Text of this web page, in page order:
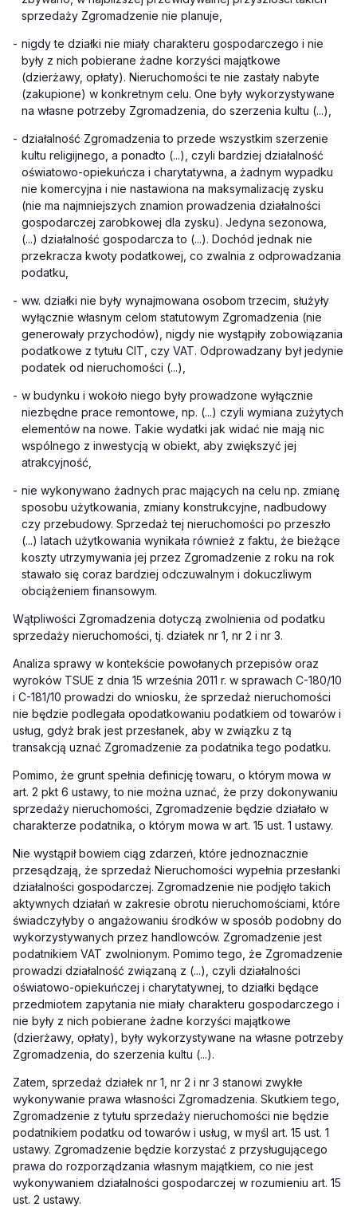
sprzedaży Zgromadzenie nie planuje,
- nigdy te działki nie miały charakteru gospodarczego i nie
były z nich pobierane żadne korzyści majątkowe
(dzierżawy, opłaty). Nieruchomości te nie zastały nabyte
(zakupione) w konkretnym celu. One były wykorzystywane
na własne potrzeby Zgromadzenia, do szerzenia kultu (...),
- działalność Zgromadzenia to przede wszystkim szerzenie
kultu religijnego, a ponadto (...), czyli bardziej działalność
oświatowo-opiekuńcza i charytatywna, a żadnym wypadku
nie komercyjna i nie nastawiona na maksymalizację zysku
(nie ma najmniejszych znamion prowadzenia działalności
gospodarczej zarobkowej dla zysku). Jedyna sezonowa,
(...) działalność gospodarcza to (...). Dochód jednak nie
przekracza kwoty podatkowej, co zwalnia z odprowadzania
podatku,
- ww. działki nie były wynajmowana osobom trzecim, służyły
wyłącznie własnym celom statutowym Zgromadzenia (nie
generowały przychodów), nigdy nie wystąpiły zobowiązania
podatkowe z tytułu CIT, czy VAT. Odprowadzany był jedynie
podatek od nieruchomości (...),
- w budynku i wokoło niego były prowadzone wyłącznie
niezbędne prace remontowe, np. (...) czyli wymiana zużytych
elementów na nowe. Takie wydatki jak widać nie mają nic
wspólnego z inwestycją w obiekt, aby zwiększyć jej
atrakcyjność,
- nie wykonywano żadnych prac mających na celu np. zmianę
sposobu użytkowania, zmiany konstrukcyjne, nadbudowy
czy przebudowy. Sprzedaż tej nieruchomości po przeszło
(...) latach użytkowania wynikała również z faktu, że bieżące
koszty utrzymywania jej przez Zgromadzenie z roku na rok
stawało się coraz bardziej odczuwalnym i dokuczliwym
obciążeniem finansowym.
Wątpliwości Zgromadzenia dotyczą zwolnienia od podatku
sprzedaży nieruchomości, tj. działek nr 1, nr 2 i nr 3.
Analiza sprawy w kontekście powołanych przepisów oraz
wyroków TSUE z dnia 15 września 2011 r. w sprawach C-180/10
i C-181/10 prowadzi do wniosku, że sprzedaż nieruchomości
nie będzie podlegała opodatkowaniu podatkiem od towarów i
usług, gdyż brak jest przesłanek, aby w związku z tą
transakcją uznać Zgromadzenie za podatnika tego podatku.
Pomimo, że grunt spełnia definicję towaru, o którym mowa w
art. 2 pkt 6 ustawy, to nie można uznać, że przy dokonywaniu
sprzedaży nieruchomości, Zgromadzenie będzie działało w
charakterze podatnika, o którym mowa w art. 15 ust. 1 ustawy.
Nie wystąpił bowiem ciąg zdarzeń, które jednoznacznie
przesądzają, że sprzedaż Nieruchomości wypełnia przesłanki
działalności gospodarczej. Zgromadzenie nie podjęło takich
aktywnych działań w zakresie obrotu nieruchomościami, które
świadczyłyby o angażowaniu środków w sposób podobny do
wykorzystywanych przez handlowców. Zgromadzenie jest
podatnikiem VAT zwolnionym. Pomimo tego, że Zgromadzenie
prowadzi działalność związaną z (...), czyli działalności
oświatowo-opiekuńczej i charytatywnej, to działki będące
przedmiotem zapytania nie miały charakteru gospodarczego i
nie były z nich pobierane żadne korzyści majątkowe
(dzierżawy, opłaty), były wykorzystywane na własne potrzeby
Zgromadzenia, do szerzenia kultu (...).
Zatem, sprzedaż działek nr 1, nr 2 i nr 3 stanowi zwykłe
wykonywanie prawa własności Zgromadzenia. Skutkiem tego,
Zgromadzenie z tytułu sprzedaży nieruchomości nie będzie
podatnikiem podatku od towarów i usług, w myśl art. 15 ust. 1
ustawy. Zgromadzenie będzie korzystać z przysługującego
prawa do rozporządzania własnym majątkiem, co nie jest
wykonywaniem działalności gospodarczej w rozumieniu art. 15
ust. 2 ustawy.